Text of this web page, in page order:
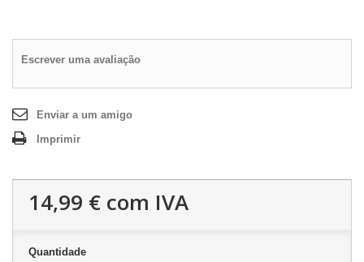
Escrever uma avaliação
Enviar a um amigo
Imprimir
14,99 € com IVA
Quantidade